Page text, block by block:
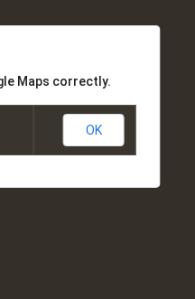
Maps correctly.
OK